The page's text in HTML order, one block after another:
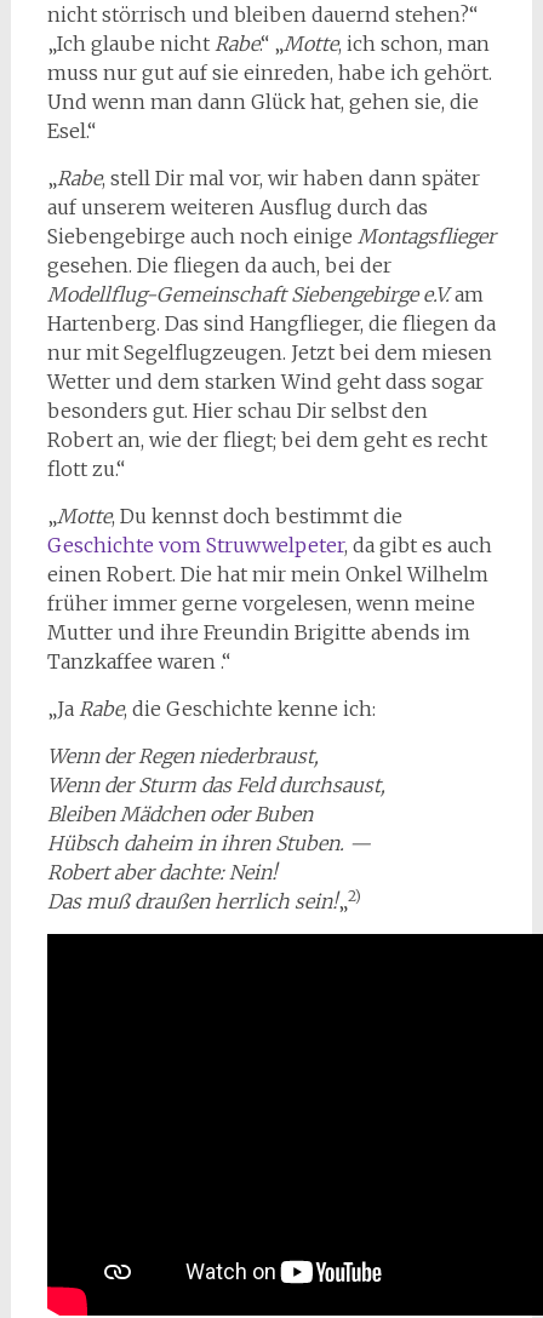
nicht störrisch und bleiben dauernd stehen?“
„Ich glaube nicht Rabe.“ „Motte, ich schon, man
muss nur gut auf sie einreden, habe ich gehört.
Und wenn man dann Glück hat, gehen sie, die
Esel.“
„Rabe, stell Dir mal vor, wir haben dann später
auf unserem weiteren Ausflug durch das
Siebengebirge auch noch einige Montagsflieger
gesehen. Die fliegen da auch, bei der
Modellflug-Gemeinschaft Siebengebirge e.V.am
Hartenberg. Das sind Hangflieger, die fliegen da
nur mit Segelflugzeugen. Jetzt bei dem miesen
Wetter und dem starken Wind geht dass sogar
besonders gut. Hier schau Dir selbst den
Robert an, wie der fliegt; bei dem geht es recht
flott zu.“
„Motte, Du kennst doch bestimmt die
Geschichte vom Struwwelpeter, da gibt es auch
einen Robert. Die hat mir mein Onkel Wilhelm
früher immer gerne vorgelesen, wenn meine
Mutter und ihre Freundin Brigitte abends im
Tanzkaffee waren .“
„Ja Rabe, die Geschichte kenne ich:
Wenn der Regen niederbraust,
Wenn der Sturm das Feld durchsaust,
Bleiben Mädchen oder Buben
Hübsch daheim in ihren Stuben. —
Robert aber dachte: Nein!
Das muß draußen herrlich sein!„2)